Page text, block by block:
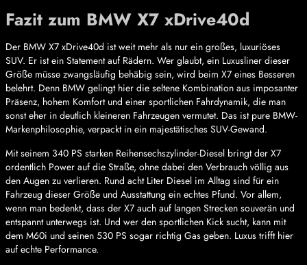
Fazit zum BMW X7 xDrive40d
Der BMW X7 xDrive40d ist weit mehr als nur ein großes, luxuriöses
SUV. Er ist ein Statement auf Rädern. Wer glaubt, ein Luxusliner dieser
Größe müsse zwangsläufig behäbig sein, wird beim X7 eines Besseren
belehrt. Denn BMW gelingt hier die seltene Kombination aus imposanter
Präsenz, hohem Komfort und einer sportlichen Fahrdynamik, die man
sonst eher in deutlich kleineren Fahrzeugen vermutet. Das ist pure BMW-
Markenphilosophie, verpackt in ein majestätisches SUV-Gewand.
Mit seinem 340 PS starken Reihensechszylinder-Diesel bringt der X7
ordentlich Power auf die Straße, ohne dabei den Verbrauch völlig aus
den Augen zu verlieren. Rund acht Liter Diesel im Alltag sind für ein
Fahrzeug dieser Größe und Ausstattung ein echtes Pfund. Vor allem,
wenn man bedenkt, dass der X7 auch auf langen Strecken souverän und
entspannt unterwegs ist. Und wer den sportlichen Kick sucht, kann mit
dem M60i und seinen 530 PS sogar richtig Gas geben. Luxus trifft hier
auf echte Performance.